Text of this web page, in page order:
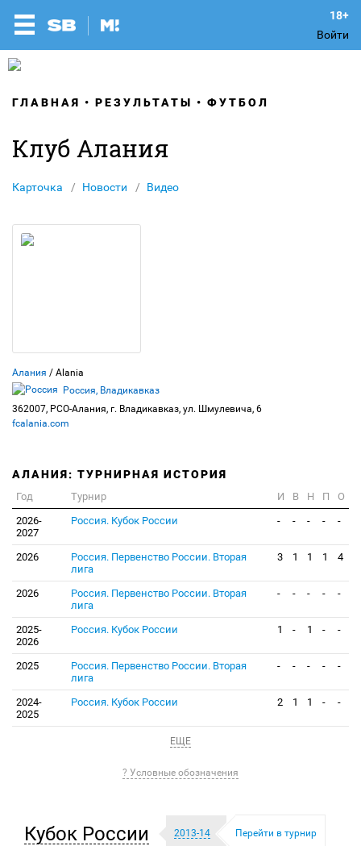
Войти
ГЛАВНАЯ РЕЗУЛЬТАТЫ ФУТБОЛ
Клуб Алания
Карточка Новости Видео
Алания / Alania
Россия, Владикавказ
362007, РСО-Алания, г. Владикавказ, ул. Шмулевича, 6
fcalania.com
АЛАНИЯ: ТУРНИРНАЯ ИСТОРИЯ
Год Турнир И В Н П
О
2026-
2027
Россия. Кубок России - - - - -
2026
Россия. Первенство России. Вторая
лига
3 1 1 1 4
2026
Россия. Первенство России. Вторая
лига
- - - - -
2025-
2026
Россия. Кубок России 1 - 1 - -
2025
Россия. Первенство России. Вторая
лига
- - - - -
2024-
2025
Россия. Кубок России 2 1 1 - -
ЕЩЕ
? Условные обозначения
Кубок России 2013-14 Перейти в турнир